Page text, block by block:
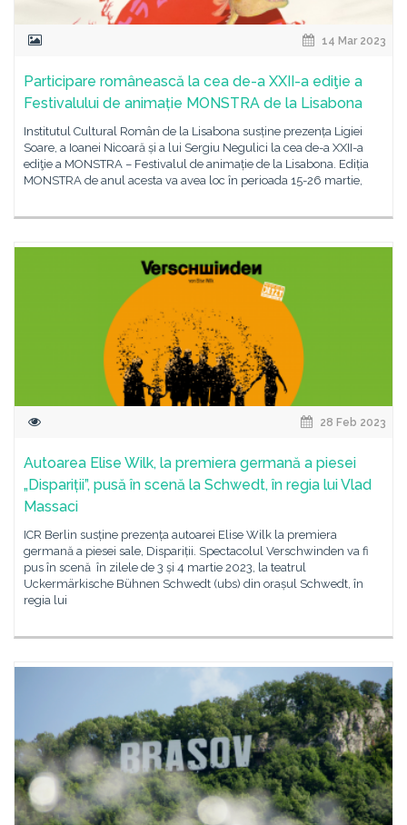
14 Mar 2023
Participare românească la cea de-a XXII-a ediţie a
Festivalului de animație MONSTRA de la Lisabona
Institutul Cultural Român de la Lisabona susține prezența Ligiei
Soare, a Ioanei Nicoară și a lui Sergiu Negulici la cea de-a XXII-a
ediţie a MONSTRA – Festivalul de animație de la Lisabona. Ediția
MONSTRA de anul acesta va avea loc în perioada 15-26 martie,
28 Feb 2023
Autoarea Elise Wilk, la premiera germană a piesei
„Dispariții”, pusă în scenă la Schwedt, în regia lui Vlad
Massaci
ICR Berlin susține prezența autoarei Elise Wilk la premiera
germană a piesei sale, Dispariții. Spectacolul Verschwinden va fi
pus în scenă în zilele de 3 și 4 martie 2023, la teatrul
Uckermärkische Bühnen Schwedt (ubs) din orașul Schwedt, în
regia lui